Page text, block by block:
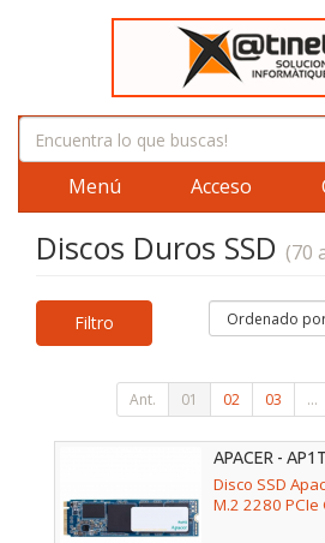
Menú Acceso
Discos Duros SSD (70
Filtro
Ant. 01 02 03 ...
APACER -
Disco SSD
M.2 2280